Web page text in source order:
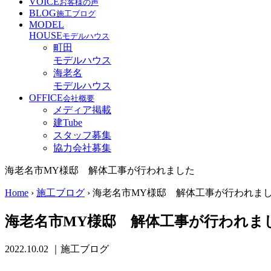
お客様の声
BLOG施工ブログ
MODEL
HOUSEモデルハウス
町田
モデルハウス
海老名
モデルハウス
OFFICE会社概要
メディア掲載
建Tube
スタッフ募集
協力会社募集
海老名市MY様邸 解体工事が行われました
Home › 施工ブログ › 海老名市MY様邸 解体工事が行われま
海老名市MY様邸 解体工事が行われま
2022.10.02 ｜施工ブログ